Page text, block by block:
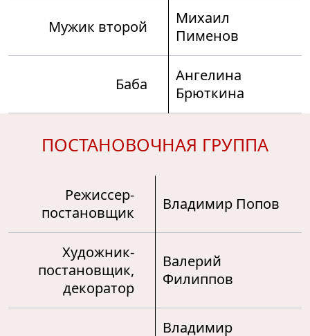
Мужик второй
Михаил
Пименов
Баба
Ангелина
Брюткина
ПОСТАНОВОЧНАЯ ГРУППА
Режиссер-
постановщик
Владимир Попов
Художник-
постановщик,
декоратор
Валерий
Филиппов
Владимир